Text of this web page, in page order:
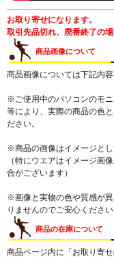
お取り寄せになります。
取引先品切れ、廃番終了の
商品画像について
商品画像については下記内
※ご使用中のパソコンのモ
等により、実際の商品の色
ださい。
※商品の画像はイメージとし
（特にウエアはイメージ画
合がございます）
※画像と実物の色や質感が
りませんのでご安心ください
商品の在庫について
商品ページ内に「お取り寄